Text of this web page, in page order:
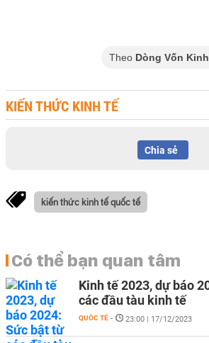
Theo Dòng Vốn
KIẾN THỨC KINH TẾ
Chia sẻ
kiến thức kinh tế quốc tế
Có thể bạn quan tâm
Kinh tế 2023, dự báo
các đầu tàu kinh tế
QUỐC TẾ - 23:00 | 17/12/2023